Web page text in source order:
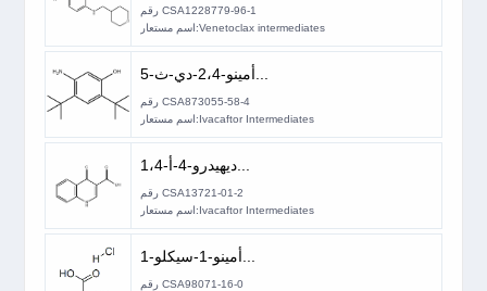
رقم CSA1228779-96-1
اسم مستعار:Venetoclax intermediates
رقم CSA873055-58-4
اسم مستعار:Ivacaftor Intermediates
1،4-ديهيدرو-4-أ...
رقم CSA13721-01-2
اسم مستعار:Ivacaftor Intermediates
رقم CSA98071-16-0